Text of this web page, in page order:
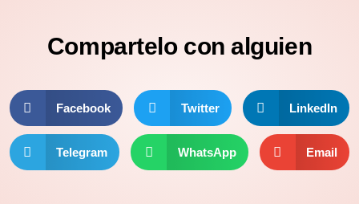
Compartelo con alguien
Facebook Twitter LinkedIn
Telegram WhatsApp Email